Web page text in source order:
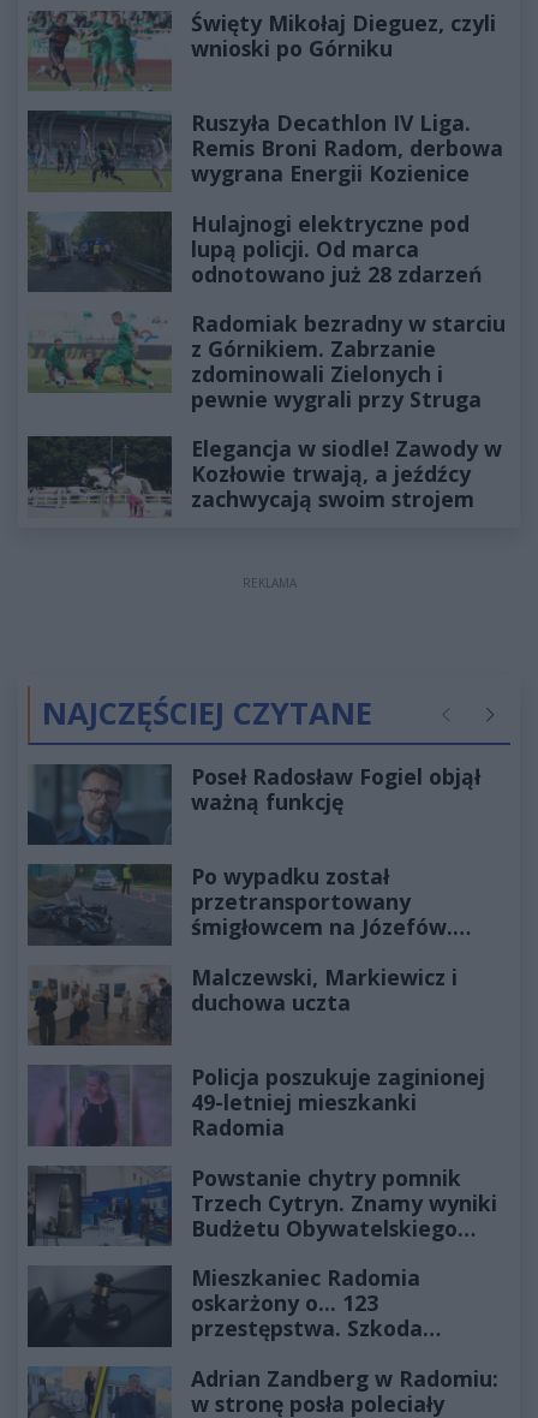
Święty Mikołaj Dieguez, czyli
wnioski po Górniku
Ruszyła Decathlon IV Liga.
Remis Broni Radom, derbowa
wygrana Energii Kozienice
Hulajnogi elektryczne pod
lupą policji. Od marca
odnotowano już 28 zdarzeń
Radomiak bezradny w starciu
z Górnikiem. Zabrzanie
zdominowali Zielonych i
pewnie wygrali przy Struga
Elegancja w siodle! Zawody w
Kozłowie trwają, a jeźdźcy
zachwycają swoim strojem
REKLAMA
NAJCZĘŚCIEJ CZYTANE Poprzednie
Poseł Radosław Fogiel objął
ważną funkcję
Po wypadku został
przetransportowany
śmigłowcem na Józefów.
Malczewski, Markiewicz i
duchowa uczta
Policja poszukuje zaginionej
49-letniej mieszkanki
Radomia
Powstanie chytry pomnik
Trzech Cytryn. Znamy wyniki
Budżetu Obywatelskiego
Mieszkaniec Radomia
oskarżony o... 123
przestępstwa. Szkoda
złotych
Adrian Zandberg w Radomiu:
w stronę posła poleciały